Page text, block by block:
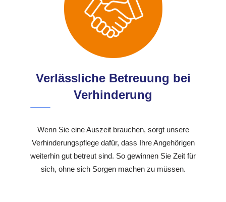
Verlässliche Betreuung bei
Verhinderung
Wenn Sie eine Auszeit brauchen, sorgt unsere
Verhinderungspflege dafür, dass Ihre Angehörigen
weiterhin gut betreut sind. So gewinnen Sie Zeit für
sich, ohne sich Sorgen machen zu müssen.